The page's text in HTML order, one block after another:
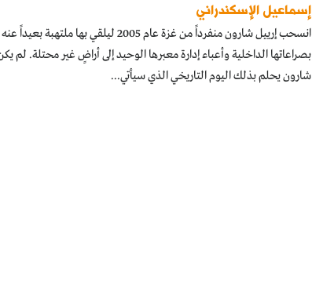
إسماعيل الإسكندراني
انسحب إرييل شارون منفرداً من غزة عام 2005 ليلقي بها ملتهبة بعيداً
بصراعاتها الداخلية وأعباء إدارة معبرها الوحيد إلى أراضٍ غير محتلة. لم
شارون يحلم بذلك اليوم التاريخي الذي سيأتي...